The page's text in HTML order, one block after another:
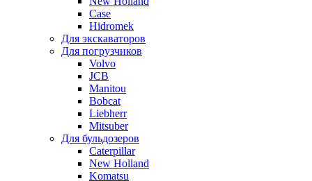
Case
Hidromek
Для экскаваторов
Для погрузчиков
Volvo
JCB
Manitou
Bobcat
Liebherr
Mitsuber
Для бульдозеров
Caterpillar
New Holland
Komatsu